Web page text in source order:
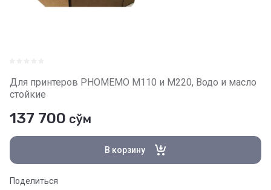
Для принтеров PHOMEMO M110 и M220, Водо и масло
стойкие
137 700 сўм
В корзину
Поделиться